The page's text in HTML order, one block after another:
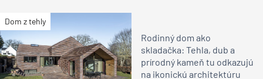
Dom z tehly
Rodinný dom ako
skladačka: Tehla, dub a
prírodný kameň tu odkazujú
na ikonickú architektúru